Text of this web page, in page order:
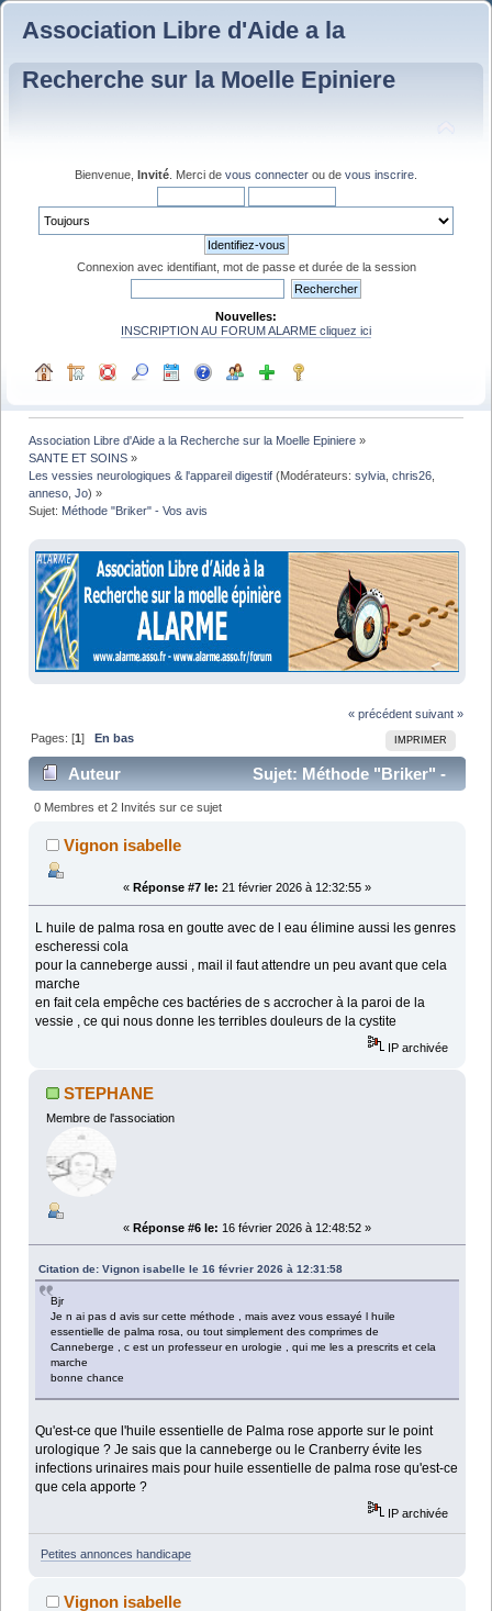
Association Libre d'Aide a la
Recherche sur la Moelle Epiniere
Bienvenue, Invité . Merci de vous connecter ou de vous inscrire
Connexion avec identifiant, mot de passe et durée de la session
Nouvelles:
INSCRIPTION AU FORUM ALARME cliquez ici
Association Libre d'Aide a la Recherche sur la Moelle Epiniere »
SANTE ET SOINS »
Les vessies neurologiques & l'appareil digestif (Modérateurs:sylvia ,chris26
anneso ,Jo) »
Sujet: Méthode "Briker" - Vos avis
« précédent suivant »
IMPRIMER
Pages: [1] En bas
Auteur
Sujet: Méthode "Briker" -
Vos avis (Lu 29813 fois)
0 Membres et 2 Invités sur ce sujet
Vignon isabelle
« Réponse #7 le: 21 février 2026 à 12:32:55 »
L huile de palma rosa en goutte avec de l eau élimine aussi les genres
escheressi cola
pour la canneberge aussi , mail il faut attendre un peu avant que cela
marche
en fait cela empêche ces bactéries de s accrocher à la paroi de la
vessie , ce qui nous donne les terribles douleurs de la cystite
IP archivée
STEPHANE
Membre de l'association
« Réponse #6 le: 16 février 2026 à 12:48:52 »
Citation de: Vignon isabelle le 16 février 2026 à 12:31:58
Bjr
Je n ai pas d avis sur cette méthode , mais avez vous essayé l huile
essentielle de palma rosa, ou tout simplement des comprimes de
Canneberge , c est un professeur en urologie , qui me les a prescrits et cela
marche
bonne chance
Qu'est-ce que l'huile essentielle de Palma rose apporte sur le point
urologique ? Je sais que la canneberge ou le Cranberry évite les
infections urinaires mais pour huile essentielle de palma rose qu'est-ce
que cela apporte ?
IP archivée
Petites annonces handicape
Vignon isabelle